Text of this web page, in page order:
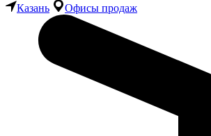
Казань Офисы продаж